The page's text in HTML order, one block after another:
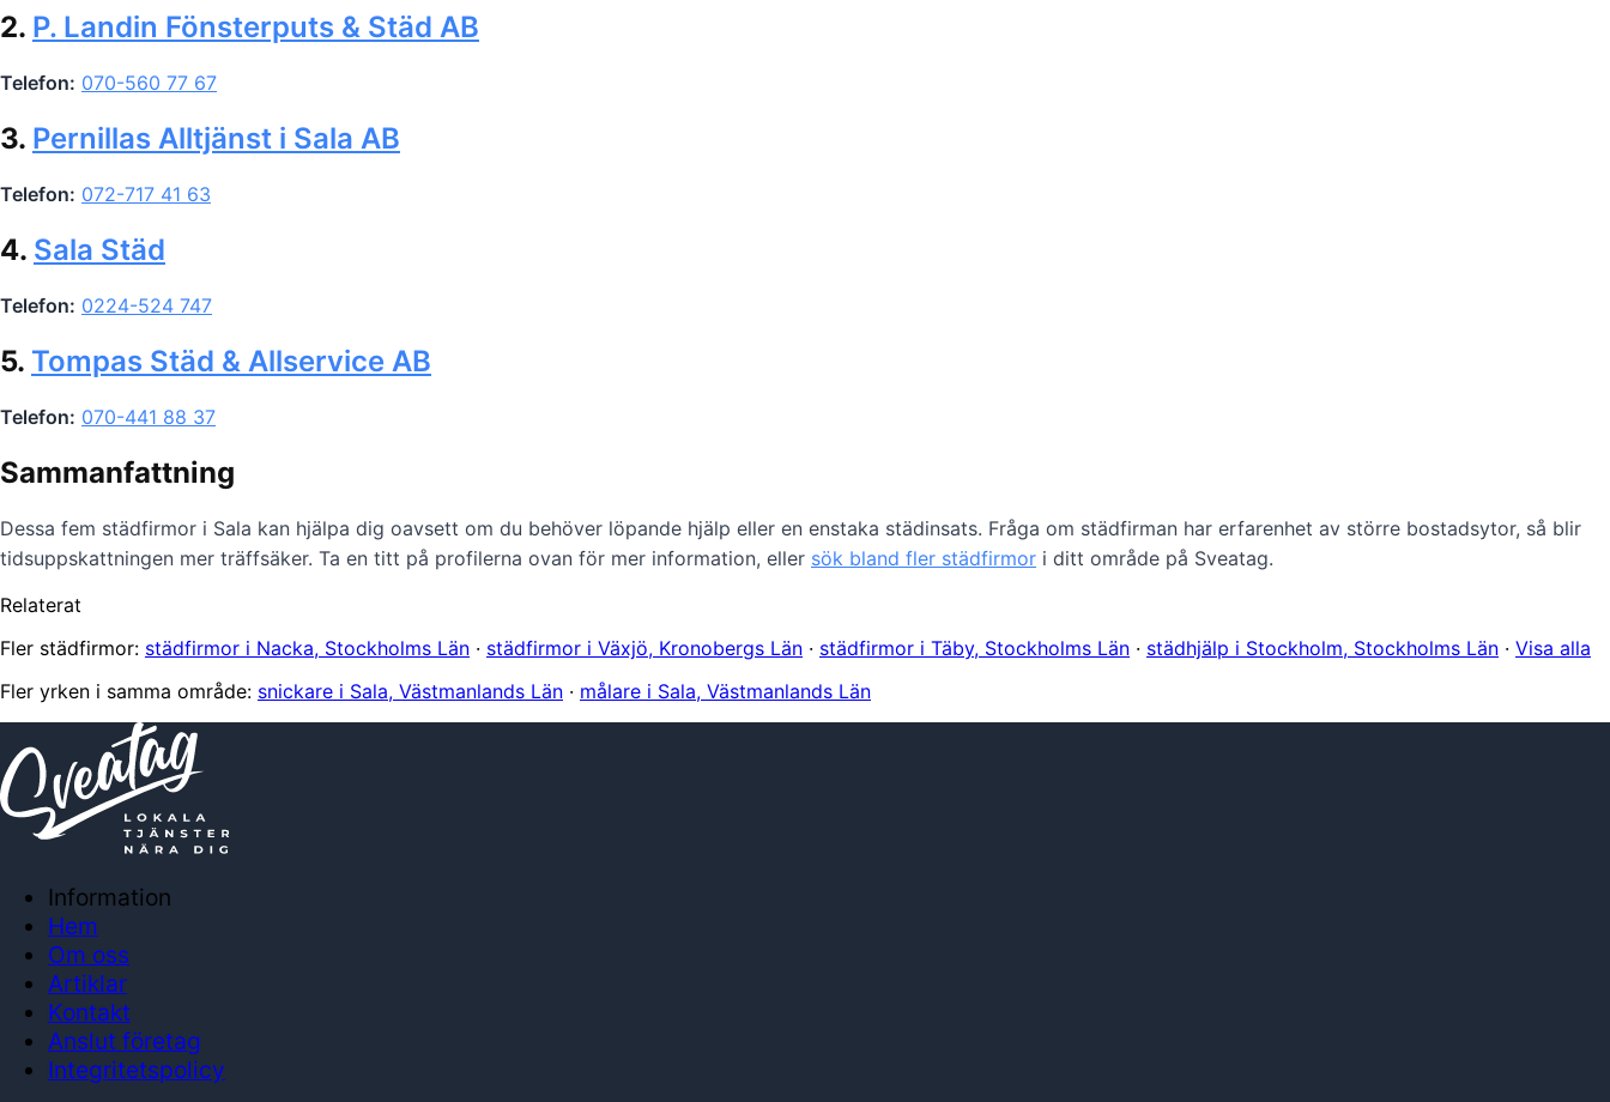
2. P. Landin Fönsterputs & Städ AB
Telefon: 070-560 77 67
3. Pernillas Alltjänst i Sala AB
Telefon: 072-717 41 63
4. Sala Städ
Telefon: 0224-524 747
5. Tompas Städ & Allservice AB
Telefon: 070-441 88 37
Sammanfattning
Dessa fem städfirmor i Sala kan hjälpa dig oavsett om du behöver löpande hjälp eller en enstaka städinsats. Fråga om städfirman har erfarenhet av större bostadsytor, så blir
tidsuppskattningen mer träffsäker. Ta en titt på profilerna ovan för mer information, eller sök bland fler städfirmor i ditt område på Sveatag.
Relaterat
Fler städfirmor: städfirmor i Nacka, Stockholms Län · städfirmor i Växjö, Kronobergs Län · städfirmor i Täby, Stockholms Län · städhjälp i Stockholm, Stockholms Län · Visa alla
Fler yrken i samma område: snickare i Sala, Västmanlands Län · målare i Sala, Västmanlands Län
Information
Hem
Om oss
Artiklar
Kontakt
Anslut företag
Integritetspolicy